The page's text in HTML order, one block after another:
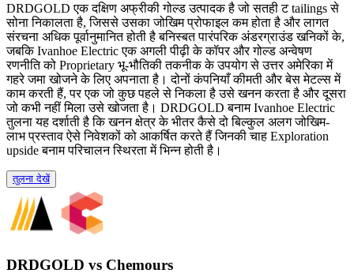
DRDGOLD एक दक्षिण अफ्रीकी गोल्ड उत्पादक है जो सतही ट tailings से
सोना निकालता है, जिससे उसका जोखिम प्रोफाइल कम होता है और लागत
संरचना अधिक पूर्वानुमानित होती है बनिस्बत पारंपरिक अंडरग्राउंड खनिकों के,
जबकि Ivanhoe Electric एक अगली पीढ़ी के कॉपर और गोल्ड अन्वेषण
रणनीति को Proprietary भू-भौतिकी तकनीक के उपयोग से उत्तर अमेरिका में
गहरे जमा खोजने के लिए अपनाता है। दोनों कंपनियाँ कीमती और बेस मेटल्स में
काम करती हैं, पर एक जो कुछ पहले से निकला है उसे खनन करता है और दूसरा
जो कभी नहीं मिला उसे खोजता है। DRDGOLD बनाम Ivanhoe Electric
तुलना यह दर्शाती है कि खनन क्षेत्र के भीतर कैसे दो बिल्कुल अलग जोखिम-
लाभ प्रस्ताव ऐसे निवेशकों को आकर्षित करते हैं जिनकी चाह Exploration
upside बनाम परिचालन स्थिरता में भिन्न होती है।
तुलना देखें
DRDGOLD vs Chemours